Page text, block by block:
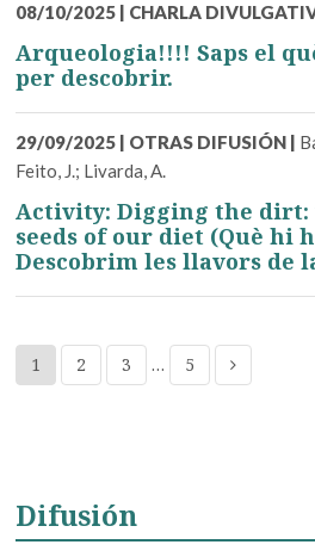
08/10/2025 | CHARLA
Arqueologia!!!! Saps el
per descobrir.
29/09/2025 | OTRAS DIFUSIÓN |
Feito, J.; Livarda, A.
Activity: Digging the dirt:
seeds of our diet (Què hi
Descobrim les llavors de
1 2 3 … 5
Difusión